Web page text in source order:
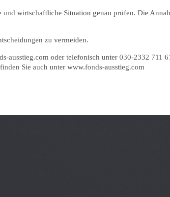
und wirtschaftliche Situation genau prüfen. Die
zu vermeiden.
ausstieg.com oder telefonisch unter 030-2332 711
Sie auch unter www.fonds-ausstieg.com